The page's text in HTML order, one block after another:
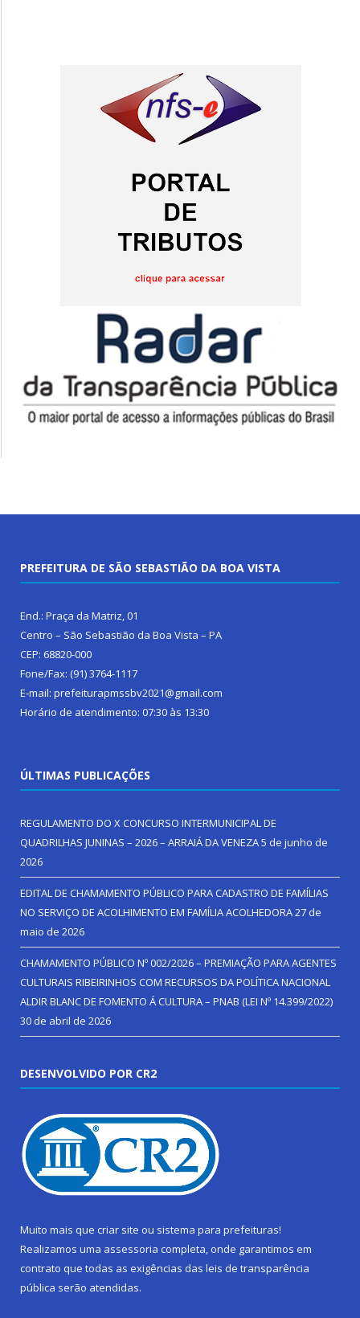
PREFEITURA DE SÃO SEBASTIÃO DA BOA VISTA
End.: Praça da Matriz, 01
Centro – São Sebastião da Boa Vista – PA
CEP: 68820-000
Fone/Fax: (91) 3764-1117
E-mail: prefeiturapmssbv2021@gmail.com
Horário de atendimento: 07:30 às 13:30
ÚLTIMAS PUBLICAÇÕES
REGULAMENTO DO X CONCURSO INTERMUNICIPAL DE
QUADRILHAS JUNINAS – 2026 – ARRAIÁ DA VENEZA5 de junho de
2026
EDITAL DE CHAMAMENTO PÚBLICO PARA CADASTRO DE FAMÍLIAS
NO SERVIÇO DE ACOLHIMENTO EM FAMÍLIA ACOLHEDORA27 de
maio de 2026
CHAMAMENTO PÚBLICO Nº 002/2026 – PREMIAÇÃO PARA AGENTES
CULTURAIS RIBEIRINHOS COM RECURSOS DA POLÍTICA NACIONAL
ALDIR BLANC DE FOMENTO Á CULTURA – PNAB (LEI Nº 14.399/2022)
30 de abril de 2026
DESENVOLVIDO POR CR2
Muito mais que criar site ou sistema para prefeituras!
Realizamos uma assessoria completa, onde garantimos em
contrato que todas as exigências das leis de transparência
pública serão atendidas.